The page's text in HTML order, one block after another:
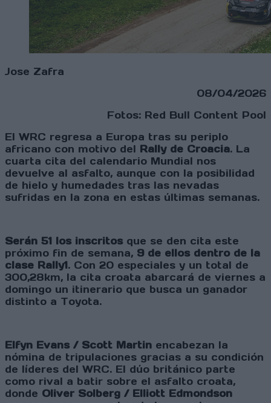
Jose Zafra
08/04/2026
Fotos: Red Bull Content Pool
El WRC regresa a Europa tras su periplo
africano con motivo del Rally de Croacia. La
cuarta cita del calendario Mundial nos
devuelve al asfalto, aunque con la posibilidad
de hielo y humedades tras las nevadas
sufridas en la zona en estas últimas semanas.
Serán 51 los inscritos que se den cita este
próximo fin de semana, 9 de ellos dentro de la
clase Rally1. Con 20 especiales y un total de
300,28km, la cita croata abarcará de viernes a
domingo un itinerario que busca un ganador
distinto a Toyota.
Elfyn Evans / Scott Martin encabezan la
nómina de tripulaciones gracias a su condición
de líderes del WRC. El dúo británico parte
como rival a batir sobre el asfalto croata,
donde Oliver Solberg / Elliott Edmondson